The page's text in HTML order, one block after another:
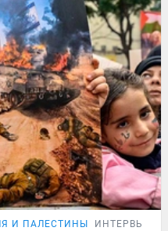
И ПАЛЕСТИНЫ ИНТЕРВЬЮ